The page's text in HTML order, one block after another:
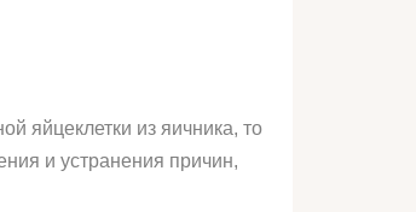
яйцеклетки из яичника, то
и устранения причин,